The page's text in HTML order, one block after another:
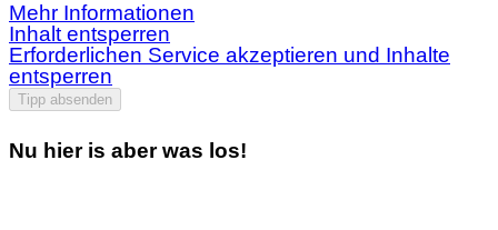
Mehr Informationen
Inhalt entsperren
Erforderlichen Service akzeptieren und Inhalte
entsperren
Tipp absenden
Nu hier is aber was los!